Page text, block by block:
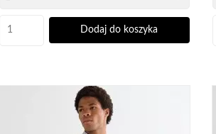
Dodaj do koszyka